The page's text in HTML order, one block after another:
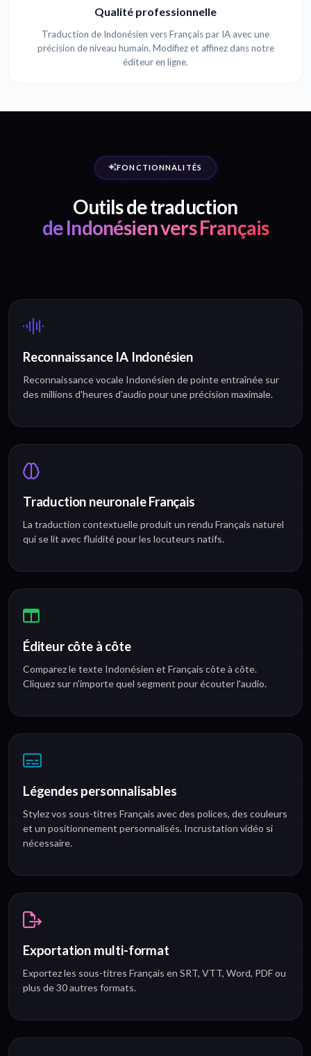
Qualité professionnelle
Traduction de Indonésien vers Français par IA avec une
précision de niveau humain. Modifiez et affinez dans notre
éditeur en ligne.
FONCTIONNALITÉS
Outils de traduction
de Indonésien vers Français
Reconnaissance IA Indonésien
Reconnaissance vocale Indonésien de pointe entraînée sur
des millions d'heures d'audio pour une précision maximale.
Traduction neuronale Français
La traduction contextuelle produit un rendu Français naturel
qui se lit avec fluidité pour les locuteurs natifs.
Éditeur côte à côte
Comparez le texte Indonésien et Français côte à côte.
Cliquez sur n'importe quel segment pour écouter l'audio.
Légendes personnalisables
Stylez vos sous-titres Français avec des polices, des couleurs
et un positionnement personnalisés. Incrustation vidéo si
nécessaire.
Exportation multi-format
Exportez les sous-titres Français en SRT, VTT, Word, PDF ou
plus de 30 autres formats.